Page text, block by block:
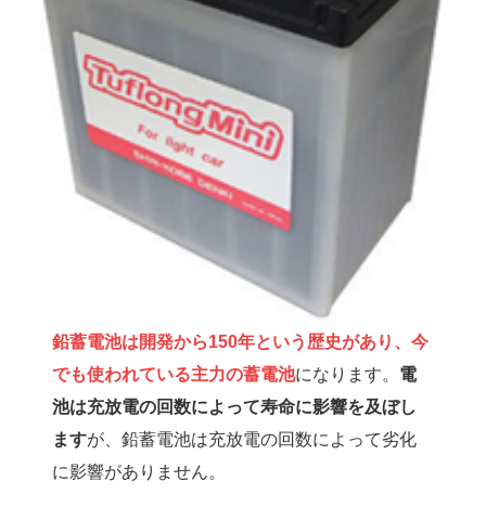
鉛蓄電池は開発から150年という歴史があり、今
でも使われている主力の蓄電池になります。 電
池は充放電の回数によって寿命に影響を及ぼし
ますが、鉛蓄電池は充放電の回数によって劣化
に影響がありません。